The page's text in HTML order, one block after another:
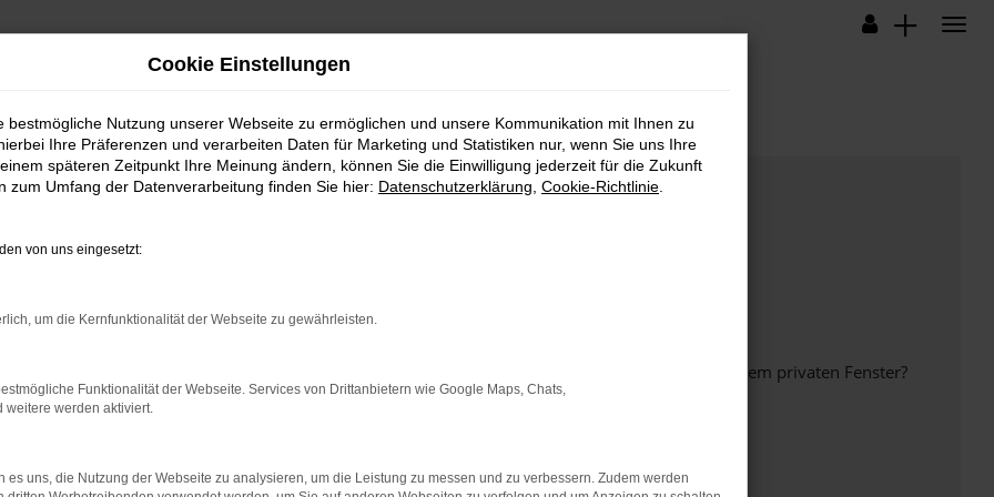
bestimmter Seiten verhindern. Funktioniert die Seite in einem anderen Browser oder in einem privaten Fenster?
beheben.
auf dem neuesten Stand sind.
kann auch dazu führen, dass bestimmte Funktionen nicht mehr unterstützt werden.
Cookie Einstellungen
bestmögliche Nutzung unserer Webseite zu ermöglichen und unsere Kommunikation mit Ihnen zu
Ihre Präferenzen und verarbeiten Daten für Marketing und Statistiken nur, wenn Sie uns Ihre
späteren Zeitpunkt Ihre Meinung ändern, können Sie die Einwilligung jederzeit für die Zukunft
zum Umfang der Datenverarbeitung finden Sie hier: Datenschutzerklärung Cookie-Richtlinie
von uns eingesetzt:
um die Kernfunktionalität der Webseite zu gewährleisten.
Funktionalität der Webseite. Services von Drittanbietern wie Google Maps, Chats,
weitere werden aktiviert.
es uns, die Nutzung der Webseite zu analysieren, um die Leistung zu messen und zu verbessern. Zudem werden